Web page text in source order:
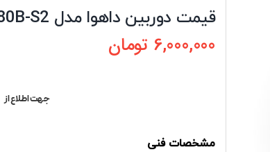
قیمت دوربین داهوا مدل DH-HAC-HUM3201BP-0280B-S2
6,000,000 تومان
جهت اطلاع از
مشخصات فنی